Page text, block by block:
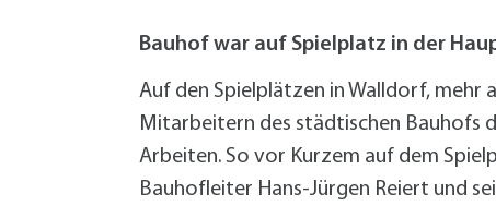
Veranstaltungskalender
Wegbeschreibung
Zahlen und Fakten
Bauhof war auf Spielplatz in der
Auf den Spielplätzen in Walldorf, mehr
Mitarbeitern des städtischen Bauhofs
Arbeiten. So vor Kurzem auf dem
Bauhofleiter Hans-Jürgen Reiert und